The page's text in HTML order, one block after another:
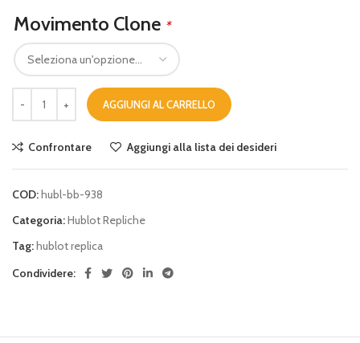
Movimento Clone *
AGGIUNGI AL CARRELLO
Confrontare Aggiungi alla lista dei desideri
COD:hubl-bb-938
Categoria:Hublot Repliche
Tag:hublot replica
Condividere: